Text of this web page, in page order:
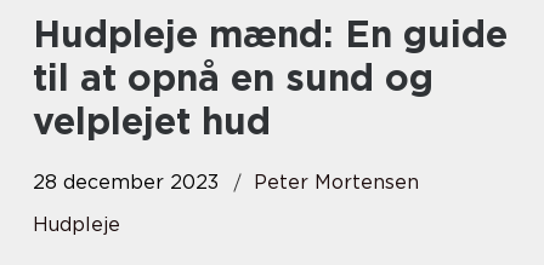
Hudpleje mænd: En guide
til at opnå en sund og
velplejet hud
28 december 2023
Peter Mortensen
Hudpleje